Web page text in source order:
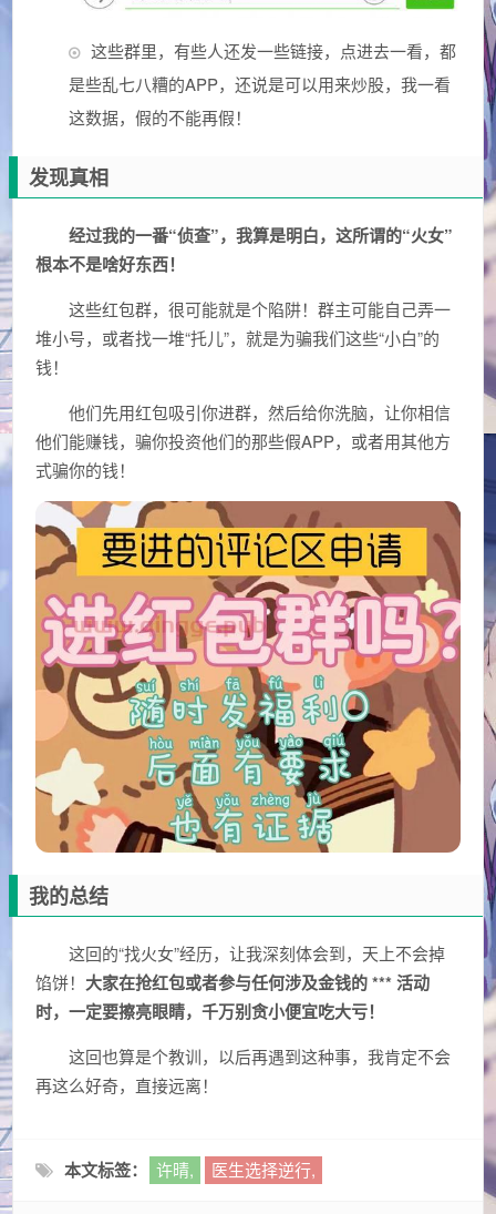
这些群里，有些人还发一些链接，点进去一看，都
是些乱七八糟的APP，还说是可以用来炒股，我一看
这数据，假的不能再假！
发现真相
经过我的一番“侦查”，我算是明白，这所谓的“火女”
根本不是啥好东西！
这些红包群，很可能就是个陷阱！群主可能自己弄一
堆小号，或者找一堆“托儿”，就是为骗我们这些“小白”的
钱！
他们先用红包吸引你进群，然后给你洗脑，让你相信
他们能赚钱，骗你投资他们的那些假APP，或者用其他方
式骗你的钱！
我的总结
这回的“找火女”经历，让我深刻体会到，天上不会掉
馅饼！ 大家在抢红包或者参与任何涉及金钱的 *** 活动
时，一定要擦亮眼睛，千万别贪小便宜吃大亏！
这回也算是个教训，以后再遇到这种事，我肯定不会
再这么好奇，直接远离！
本文标签： 许晴, 医生选择逆行,